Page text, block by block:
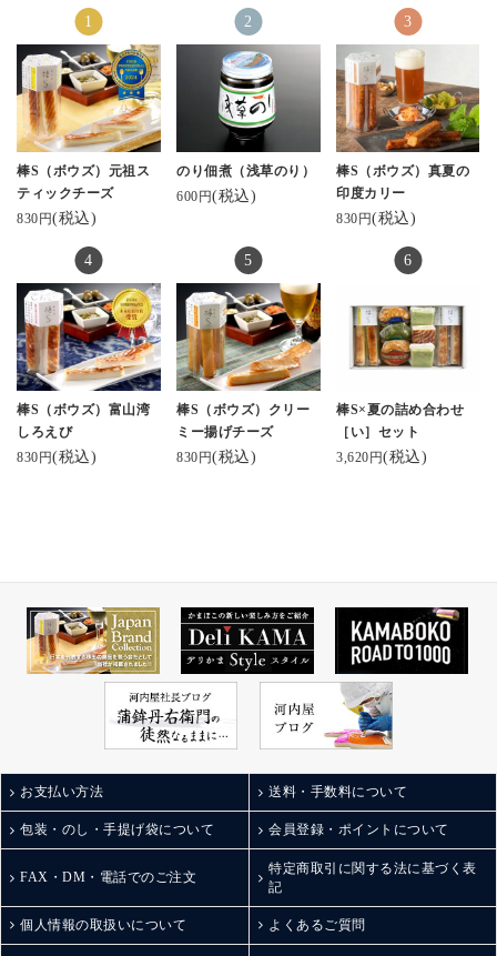
棒S（ボウズ）元祖ス
ティックチーズ
830円(税込)
のり佃煮（浅草のり）
600円(税込)
棒S（ボウズ）真夏の
印度カリー
830円(税込)
棒S（ボウズ）富山湾
しろえび
830円(税込)
棒S（ボウズ）クリー
ミー揚げチーズ
830円(税込)
棒S×夏の詰め合わせ
［い］セット
3,620円(税込)
お支払い方法 送料・手数料について
包装・のし・手提げ袋について 会員登録・ポイントについて
FAX・DM・電話でのご注文
特定商取引に関する法に基づく表
記
個人情報の取扱いについて よくあるご質問